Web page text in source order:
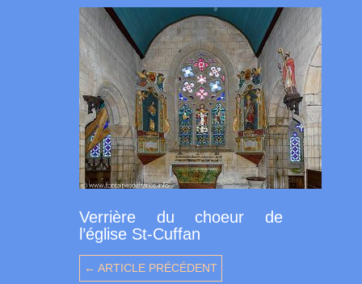
Verrière du choeur de
l’église St-Cuffan
← ARTICLE PRÉCÉDENT